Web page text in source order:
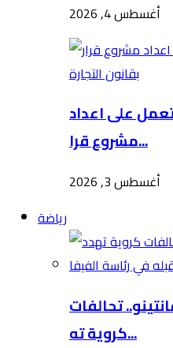
أغسطس 4, 2026
على اعداد
مشروع قرا...
أغسطس 3, 2026
رياضة
تحالفات
كروية ته...